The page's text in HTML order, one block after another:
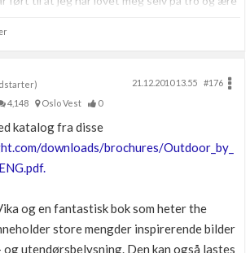
21.12.2010 13.55
#176
4,148
Oslo Vest 0
katalog fra disse
downloads/brochures/Outdoor_by_
og en fantastisk bok som heter the
store mengder inspirerende bilder
utendørsbelysning. Den kan også lastes